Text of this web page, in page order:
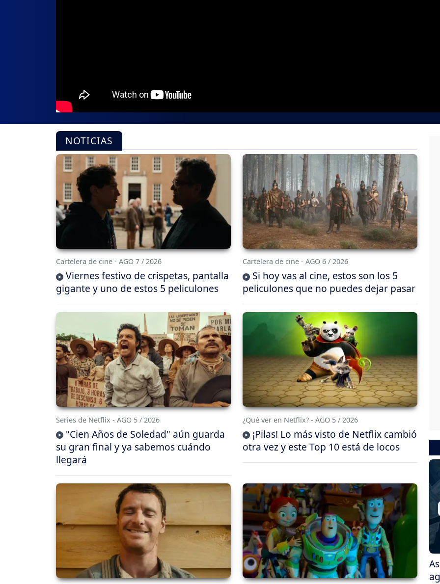
NOTICIAS
Cartelera de cine - AGO 7 / 2026
Viernes festivo de crispetas, pantalla
gigante y uno de estos 5 peliculones
Cartelera de cine - AGO 6 / 2026
Si hoy vas al cine, estos son los 5
peliculones que no puedes dejar pasar
Series de Netflix - AGO 5 / 2026
"Cien Años de Soledad" aún guarda
su gran final y ya sabemos cuándo
llegará
¿Qué ver en Netflix? - AGO 5 / 2026
¡Pilas! Lo más visto de Netflix cambió
otra vez y este Top 10 está de locos